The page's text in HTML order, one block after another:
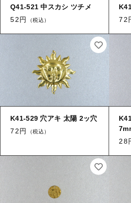
Q41-521 中スカシ ツチメ
52円
（税込）
72
K41-529 穴アキ 太陽 2ッ穴
72円
（税込）
28
筒
≪チャーム≫ 葉
≪チャーム≫ 花
≪チャーム≫ コイン
≪チャーム≫ 環付き
≪チャーム≫ 両環付き
その他
【加工】 溶接（ロー付け）
【留め金具】 カ
【留め金具】 エ
【留め金具】 パ
【留め金具】 玉環
【留め金具】 ツ
【留め金具】
【留め金具】 ネックレス
ヒートン・９ピン